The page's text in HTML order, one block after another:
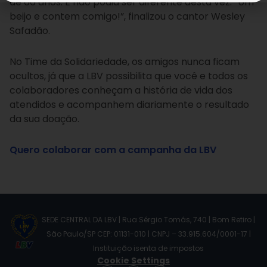
beijo e contem comigo!”, finalizou o cantor Wesley
Safadão.
No Time da Solidariedade, os amigos nunca ficam
ocultos, já que a LBV possibilita que você e todos os
colaboradores conheçam a história de vida dos
atendidos e acompanhem diariamente o resultado
da sua doação.
Quero colaborar com a campanha da LBV
SEDE CENTRAL DA LBV | Rua Sérgio Tomás, 740 | Bom Retiro |
São Paulo/SP CEP: 01131-010 | CNPJ – 33.915.604/0001-17 |
Instituição isenta de impostos
Cookie Settings